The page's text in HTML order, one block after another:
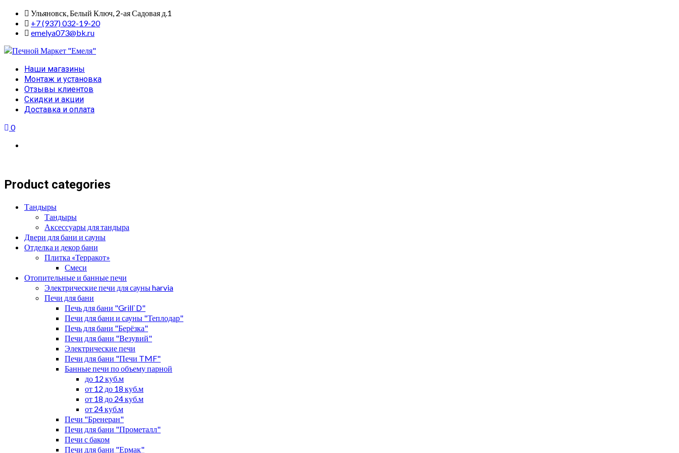
Skip
content
Ульяновск, Белый Ключ, 2-ая Садовая д.1
+7 (937) 032-19-20
emelya073@bk.ru
Primary
Menu
Наши магазины
Монтаж и установка
Отзывы клиентов
Скидки и акции
Доставка и оплата
0
Product categories
Тандыры
Тандыры
Аксессуары для тандыра
Двери для бани и сауны
Отделка и декор бани
Плитка «Терракот»
Смеси
Отопительные и банные печи
Электрические печи для сауны harvia
Печи для бани
Печь для бани "Grill`D"
Печи для бани и сауны "Теплодар"
Печь для бани "Берёзка"
Печи для бани "Везувий"
Электрические печи
Печи для бани "Печи TMF"
Банные печи по объему парной
до 12 куб.м
от 12 до 18 куб.м
от 18 до 24 куб.м
от 24 куб.м
Печи "Бренеран"
Печи для бани "Прометалл"
Печи с баком
Печи для бани "Ермак"